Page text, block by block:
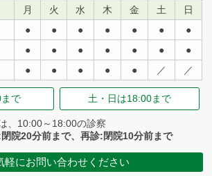
月 火 水 木 金 土
日
● ● ● ● ● ●
●
● ● ● ● ● ●
●
● ● ● ● ● ／ ／
で 土・日は18:00まで
、10:00～18:00の診察
院20分前まで、再診:閉院10分前まで
軽にお問い合わせください